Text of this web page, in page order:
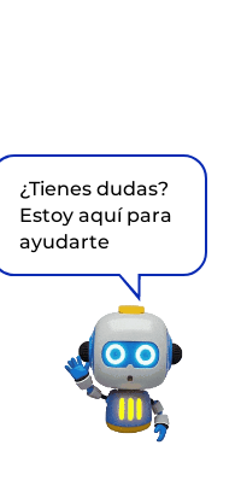
¿Tienes dudas?
Estoy aquí para
ayudarte